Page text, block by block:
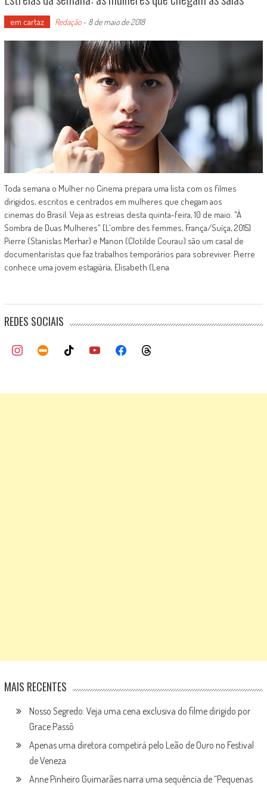
em cartaz Redação- 8 de maio de 2018
Toda semana o Mulher no Cinema prepara uma lista com os filmes
dirigidos, escritos e centrados em mulheres que chegam aos
cinemas do Brasil. Veja as estreias desta quinta-feira, 10 de maio. "À
Sombra de Duas Mulheres" [L'ombre des femmes, França/Suíça, 2015]
Pierre (Stanislas Merhar) e Manon (Clotilde Courau) são um casal de
documentaristas que faz trabalhos temporários para sobreviver. Pierre
conhece uma jovem estagiária, Elisabeth (Lena
REDES SOCIAIS
MAIS RECENTES
Nosso Segredo: Veja uma cena exclusiva do filme dirigido por
Grace Passô
Apenas uma diretora competirá pelo Leão de Ouro no Festival
de Veneza
Anne Pinheiro Guimarães narra uma sequência de “Pequenas